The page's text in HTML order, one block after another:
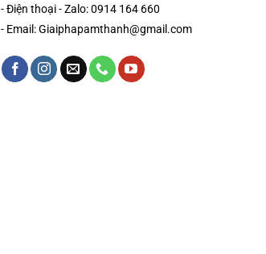
- Điện thoại - Zalo: 0914 164 660
- Email: Giaiphapamthanh@gmail.com